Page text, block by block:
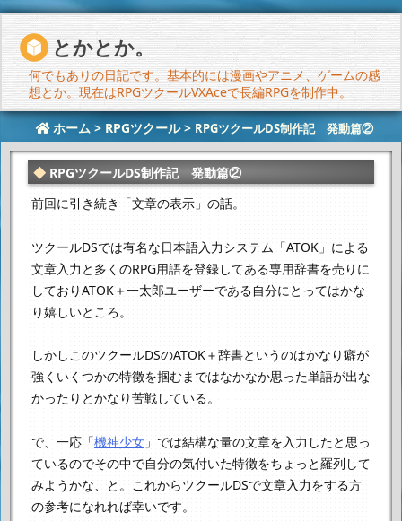
とかとか。
何でもありの日記です。基本的には漫画やアニメ、ゲームの感
想とか。現在はRPGツクールVXAceで長編RPGを制作中。
ホーム > RPGツクール> RPGツクールDS制作記 発動篇②
RPGツクールDS制作記 発動篇②
前回に引き続き「文章の表示」の話。
ツクールDSでは有名な日本語入力システム「ATOK」による
文章入力と 多くのRPG用語を登録してある専用辞書を売りに
しておりATOK＋一太郎ユーザーである自分にとってはかな
り嬉しいところ。
しかしこのツクールDSのATOK＋辞書というのはかなり癖が
強く いくつかの特徴を掴むまではなかなか思った単語が出な
かったりとかなり苦戦している。
で、一応「機神少女 」では結構な量の文章を入力したと思っ
ているのでその中で自分の気付いた特徴をちょっと羅列して
みようかな、と。 これからツクールDSで文章入力をする方
の参考になれれば幸いです。